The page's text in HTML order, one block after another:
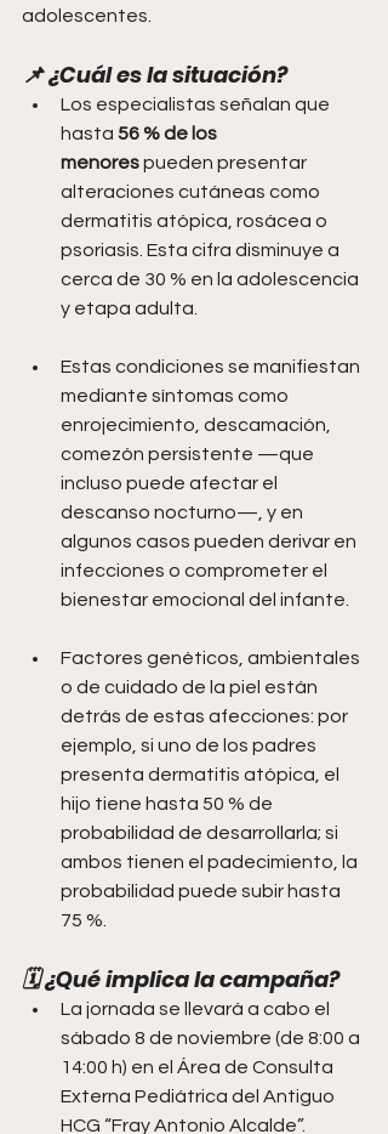
adolescentes.
📌 ¿Cuál es la situación?
Los especialistas señalan que
hasta 56 % de los
menores pueden presentar
alteraciones cutáneas como
dermatitis atópica, rosácea o
psoriasis. Esta cifra disminuye a
cerca de 30 % en la adolescencia
y etapa adulta.
Estas condiciones se manifiestan
mediante síntomas como
enrojecimiento, descamación,
comezón persistente —que
incluso puede afectar el
descanso nocturno—, y en
algunos casos pueden derivar en
infecciones o comprometer el
bienestar emocional del infante.
Factores genéticos, ambientales
o de cuidado de la piel están
detrás de estas afecciones: por
ejemplo, si uno de los padres
presenta dermatitis atópica, el
hijo tiene hasta 50 % de
probabilidad de desarrollarla; si
ambos tienen el padecimiento, la
probabilidad puede subir hasta
75 %.
🗓️ ¿Qué implica la campaña?
La jornada se llevará a cabo el
sábado 8 de noviembre (de 8:00 a
14:00 h) en el Área de Consulta
Externa Pediátrica del Antiguo
HCG “Fray Antonio Alcalde”.